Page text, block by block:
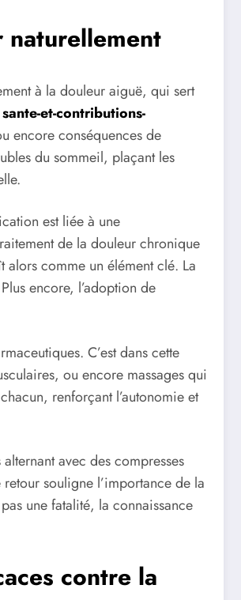
à la douleur aiguë, qui sert
sante-et-contributions-
encore conséquences de
du sommeil, plaçant les
est liée à une
de la douleur chronique
comme un élément clé. La
encore, l’adoption de
C’est dans cette
ou encore massages qui
renforçant l’autonomie et
avec des compresses
souligne l’importance de la
une fatalité, la connaissance
contre la